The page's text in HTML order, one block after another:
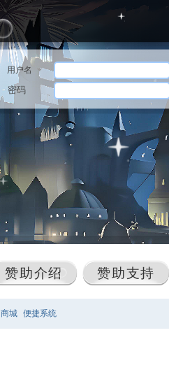
用户名
密码
赞助介绍 赞助支持
商城 便捷系统